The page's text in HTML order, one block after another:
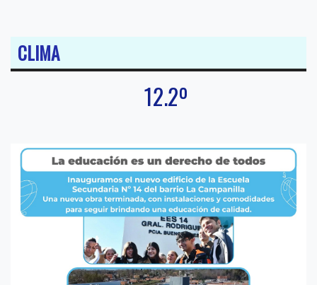
CLIMA
12.2º